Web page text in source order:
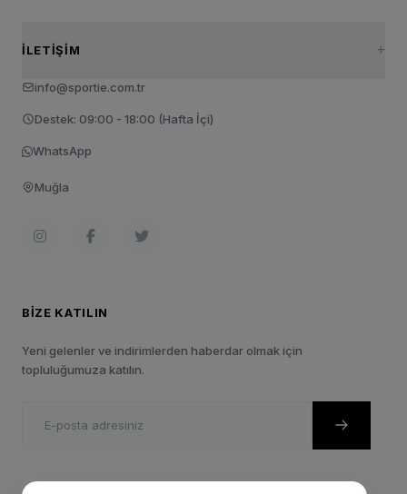
İLETIŞIM
info@sportie.com.tr
Destek: 09:00 - 18:00 (Hafta İçi)
WhatsApp
Muğla
BIZE KATILIN
Yeni gelenler ve indirimlerden haberdar olmak için
topluluğumuza katılın.